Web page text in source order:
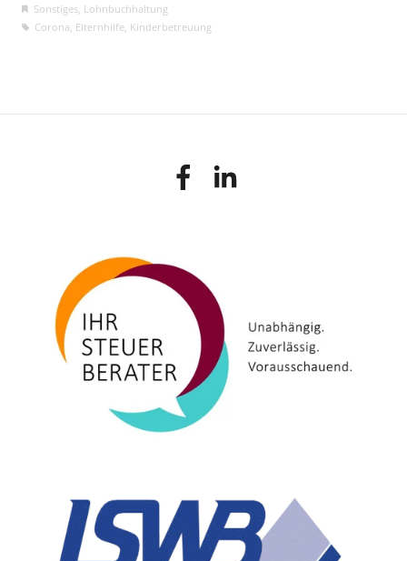
Sonstiges, Lohnbuchhaltung
Corona Elternhilfe, Kinderbetreuung